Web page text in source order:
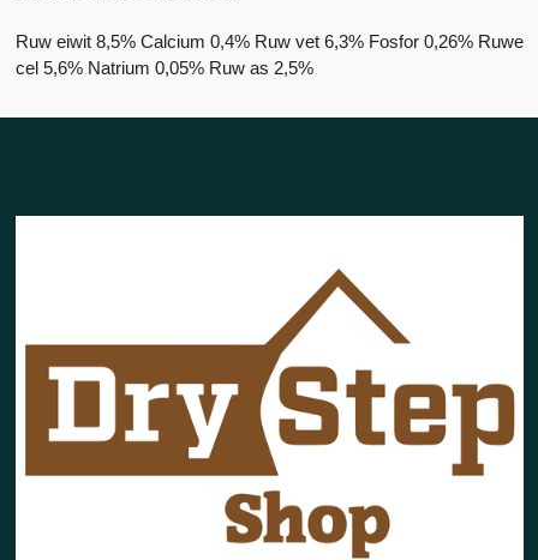
Ruw eiwit 8,5% Calcium 0,4% Ruw vet 6,3% Fosfor 0,26% Ruwe
cel 5,6% Natrium 0,05% Ruw as 2,5%